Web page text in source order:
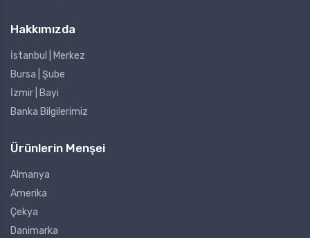
Hakkımızda
İstanbul | Merkez
Bursa | Şube
İzmir | Bayi
Banka Bilgilerimiz
Ürünlerin Menşei
Almanya
Amerika
Çekya
Danimarka